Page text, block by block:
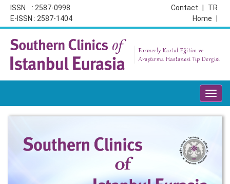
ISSN : 2587-0998
E-ISSN : 2587-1404
TR
Contact
Home